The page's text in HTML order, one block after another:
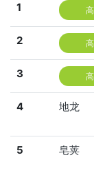
1
2
3
4 地龙
5 皂荚